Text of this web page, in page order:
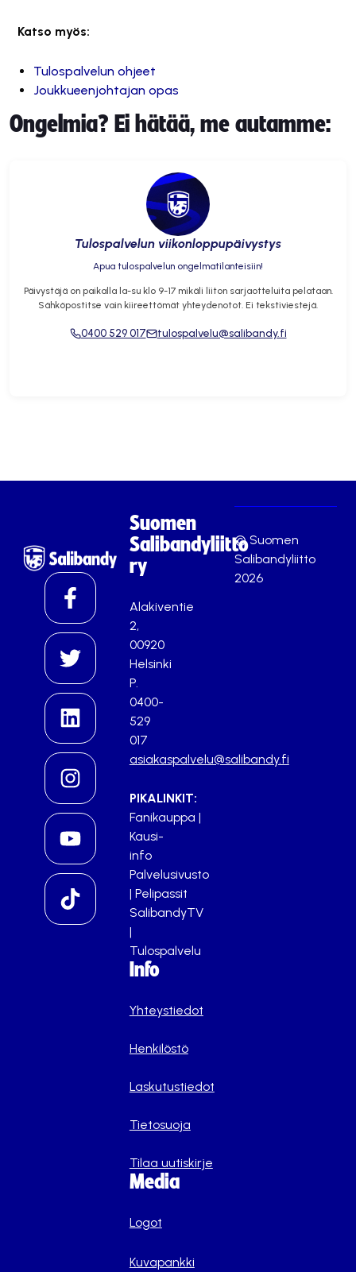
Katso myös:
Tulospalvelun ohjeet
Joukkueenjohtajan opas
Ongelmia? Ei hätää, me autamme:
Tulospalvelun viikonloppupäivystys
Apua tulospalvelun ongelmatilanteisiin!
Päivystäjä on paikalla la-su klo 9-17 mikäli liiton sarjaotteluita pelataan.
Sähköpostitse vain kiireettömät yhteydenotot. Ei tekstiviestejä.
0400 529 017 tulospalvelu@salibandy.fi
Suomen
Salibandyliitto
ry
Alakiventie
2,
00920
Helsinki
P.
0400-
529
017
asiakaspalvelu@salibandy.fi
PIKALINKIT:
Fanikauppa |
Kausi-
info
Palvelusivusto
| Pelipassit
SalibandyTV
|
Tulospalvelu
Info
Yhteystiedot
Henkilöstö
Laskutustiedot
Tietosuoja
Tilaa uutiskirje
Media
Logot
Kuvapankki
© Suomen
Salibandyliitto
2026